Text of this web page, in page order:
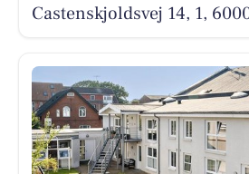
Castenskjoldsvej 14, 1,